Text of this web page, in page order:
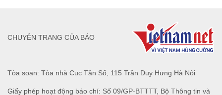
Tòa soạn: Tòa nhà Cục Tần Số, 115 Trần Duy Hưng Hà Nội
Giấy phép hoạt động báo chí: Số 09/GP-BTTTT, Bộ Thông tin và
CHUYÊN TRANG CỦA BÁO